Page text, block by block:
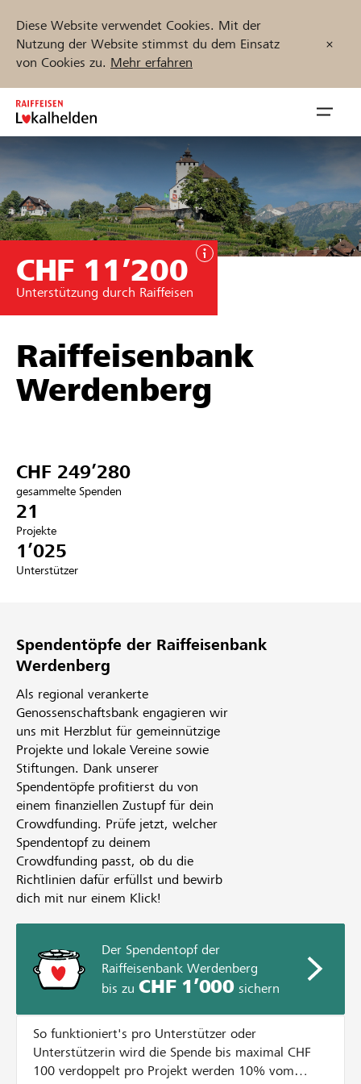
Diese Website verwendet Cookies. Mit der
Nutzung der Website stimmst du dem Einsatz
von Cookies zu. Mehr erfahren
Zum
Inhalt
springen
öffnen
Unterstützen
Hilfe & Support
Partner / Raiffeisenbank
Anmelden
Registrieren
Projekte und Organisationen finden
Jetzt starten
CHF 11’200
Unterstützung durch Raiffeisen
Raiffeisenbank
Werdenberg
CHF 249’280
gesammelte Spenden
21
Projekte
1’025
Unterstützer
Spendentöpfe der Raiffeisenbank
Werdenberg
Als regional verankerte
Genossenschaftsbank engagieren wir
uns mit Herzblut für gemeinnützige
Projekte und lokale Vereine sowie
Stiftungen. Dank unserer
Spendentöpfe profitierst du von
einem finanziellen Zustupf für dein
Crowdfunding. Prüfe jetzt, welcher
Spendentopf zu deinem
Crowdfunding passt, ob du die
Richtlinien dafür erfüllst und bewirb
dich mit nur einem Klick!
Der Spendentopf der
Raiffeisenbank Werdenberg
bis zu CHF 1’000sichern
So funktioniert's pro Unterstützer oder
Unterstützerin wird die Spende bis maximal CHF
100 verdoppelt pro Projekt werden 10% vom